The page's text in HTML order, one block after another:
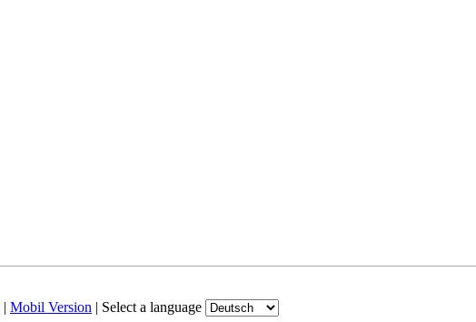
| Mobil Version | Select a language